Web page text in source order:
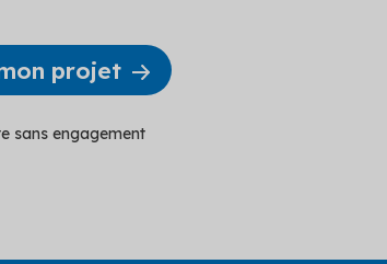
projet
sans engagement